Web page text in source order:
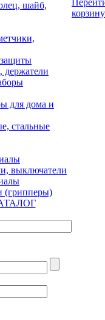
шайб,
держатели
для дома и
стальные
выключатели
(грипперы)
корзину